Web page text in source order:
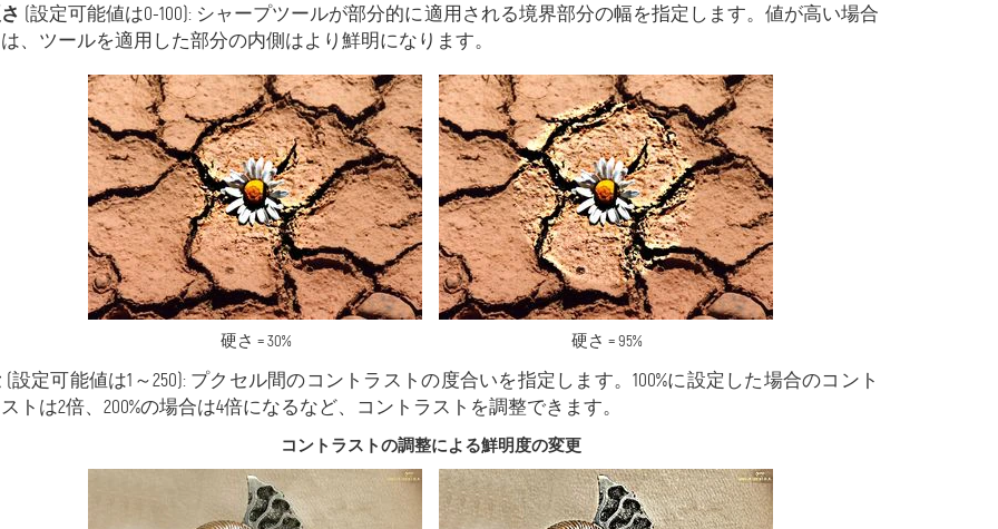
(設定可能値は0-100): シャープツールが部分的に適用される境界部分の幅を指定します。値が高い場合
、ツールを適用した部分の内側はより鮮明になります。
硬さ = 30% 硬さ = 95%
(設定可能値は1～250): プクセル間のコントラストの度合いを指定します。100%に設定した場合のコント
トは2倍、200%の場合は4倍になるなど、コントラストを調整できます。
コントラストの調整による鮮明度の変更